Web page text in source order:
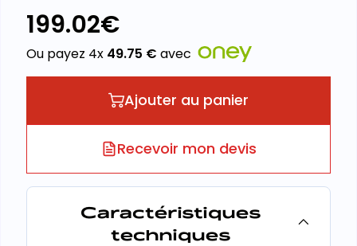
199.02€
Ou payez 4x 49.75 € avec
Ajouter au panier
Recevoir mon devis
Caractéristiques
techniques